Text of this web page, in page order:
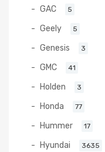
GAC 5
Geely 5
Genesis 3
GMC 41
Holden 3
Honda 77
Hummer 17
Hyundai 3635